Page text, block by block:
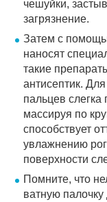
чешуйки,
загрязнение.
Затем с
наносят
такие
антисептик.
пальцев
массируя по
способствует
увлажнению
поверхности
Помните, что
ватную палочку